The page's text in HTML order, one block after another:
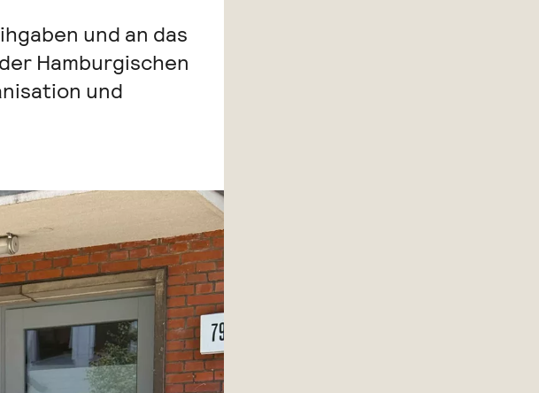
und an das
Hamburgischen
und